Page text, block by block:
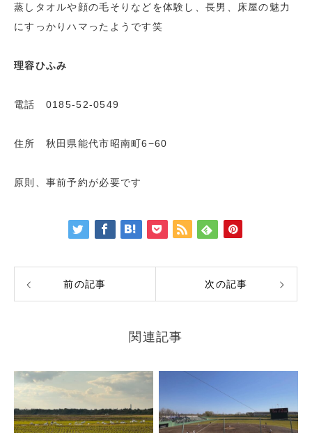
蒸しタオルや顔の毛そりなどを体験し、長男、床屋の魅力
にすっかりハマったようです笑
理容ひふみ
電話 0185-52-0549
住所 秋田県能代市昭南町6−60
原則、事前予約が必要です
前の記事 次の記事
関連記事